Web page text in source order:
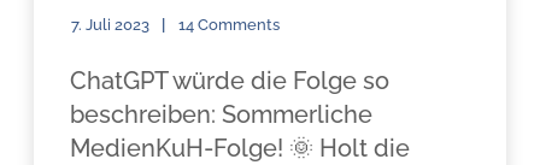
7. Juli 2023 14 Comments
ChatGPT würde die Folge so
beschreiben: Sommerliche
MedienKuH-Folge! 🌞 Holt die